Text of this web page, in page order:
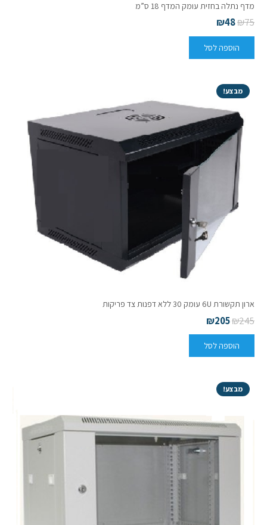
מדף נתלה בחזית עומק המדף 18 ס”מ
₪75
₪48
הוספה לסל
מבצע!
ארון תקשורת 6U עומק 30 ללא דפנות צד פריקות
₪245
₪205
הוספה לסל
מבצע!